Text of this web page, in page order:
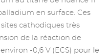
en surface. Ces
cathodiques très
de la réaction de
-0,6 V (ECS) pour le